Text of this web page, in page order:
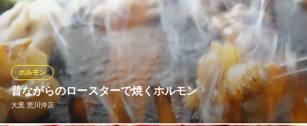
タンシタ、コブクロ、テッポウなど、普段はなかなか出会えない
部位を取り揃えています。 香ばしい七輪焼きはもちろん、仕入れ
状況に応じて、新鮮な刺身でもご提供。丁寧な下処理で臭みを抑
え、素材本来の旨みと食感を最大限に引き出しています。 部位ご
とに異なる味わいと食感の変化を、存分にお楽しみください。
あかのれん
七輪で焼き上げる絶品肉
昔ながらのロースターで焼くホルモン
大黒 荒川沖店
ホルモン